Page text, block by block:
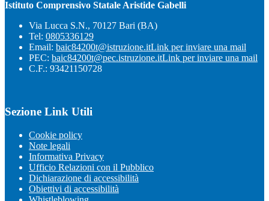
Istituto Comprensivo Statale Aristide Gabelli
Via Lucca S.N., 70127 Bari (BA)
Tel: 0805336129
Email: baic84200t@istruzione.itLink per inviare una mail
PEC: baic84200t@pec.istruzione.itLink per inviare una mail
C.F.: 93421150728
Sezione Link Utili
Cookie policy
Note legali
Informativa Privacy
Ufficio Relazioni con il Pubblico
Dichiarazione di accessibilità
Obiettivi di accessibilità